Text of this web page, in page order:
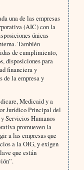
una de las empresas
(AIC) con la
únicas
También
de cumplimiento,
disposiciones para
financiera y
de la empresa y
Medicaid y a
Jurídico Principal del
Servicios Humanos
promueven la
a las empresas que
a la OIG, y exigen
que están